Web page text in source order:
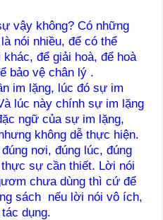
vậy không? Có những
nói nhiều, để có thể
để giải hoà, để hoà
bảo vệ chân lý .
im lặng, lúc đó sự im
lúc này chính sự im lặng
ngữ của sự im lặng,
không dễ thực hiện.
nơi, đúng lúc, đúng
sự cần thiết. Lời nói
chưa dùng thì cứ để
sách nếu lời nói vô ích,
dụng.